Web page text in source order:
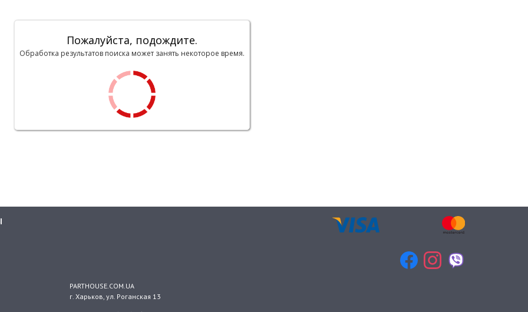
Пожалуйста, подождите.
Обработка результатов поиска может занять некоторое время.
PARTHOUSE.COM.UA
г. Харьков, ул. Роганская 13